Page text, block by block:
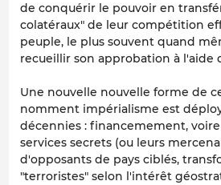
de conquérir le pouvoir en
colatéraux" de leur compétition
peuple, le plus souvent quand
recueillir son approbation à l'aide
Une nouvelle nouvelle forme de
nomment impérialisme est
décennies : financemement,
services secrets (ou leurs
d'opposants de pays ciblés,
"terroristes" selon l'intérêt